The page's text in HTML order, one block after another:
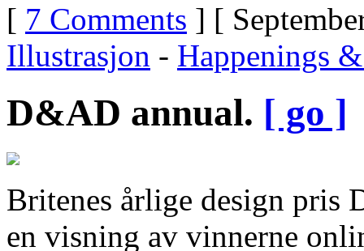
[ 7 Comments ] [
Illustrasjon - Happenings
D&AD annual. [ go ]
Britenes årlige design pris
en visning av vinnerne